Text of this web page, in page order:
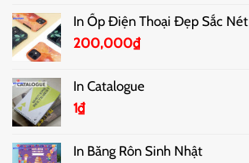
In Ốp Điện Thoại Đẹp Sắc Nét
200,000₫
In Catalogue
1₫
In Băng Rôn Sinh Nhật